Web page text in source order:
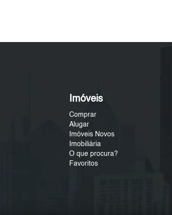
Imóveis
Comprar
Alugar
Imóveis Novos
Imobiliária
O que procura?
Favoritos